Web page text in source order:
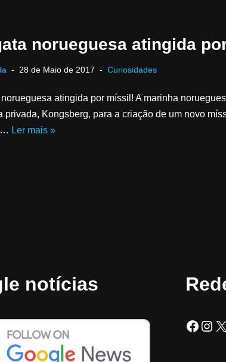
norueguesa atingida
28 de Maio de 2017 Curiosidades
norueguesa atingida por míssil! A marinha
privada, Kongsberg, para a criação de um novo
Ler mais »
notícias